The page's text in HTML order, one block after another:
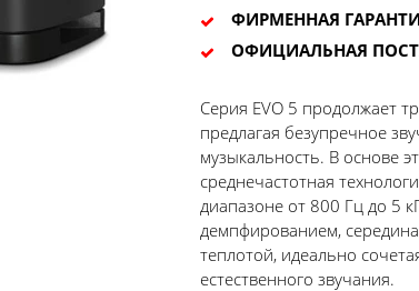
ФИРМЕННАЯ
ОФИЦИАЛЬНАЯ
Серия EVO 5 продолжает
предлагая безупречное
музыкальность. В основе
среднечастотная
диапазоне от 800 Гц до 5
демпфированием,
теплотой, идеально
естественного звучания.